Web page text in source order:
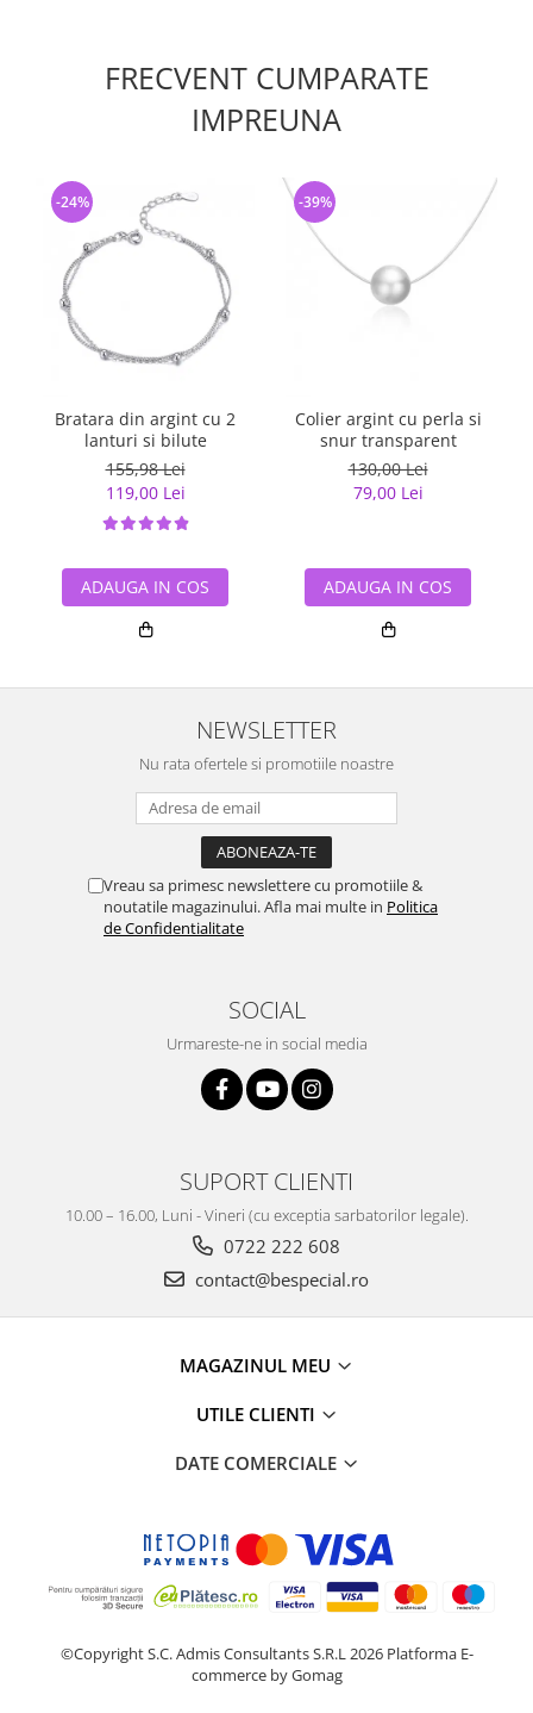
FRECVENT CUMPARATE
IMPREUNA
Bratara din argint cu 2
lanturi si bilute
155,98 Lei
119,00 Lei
-24%
ADAUGA IN COS
Colier argint cu perla si
snur transparent
130,00 Lei
79,00 Lei
-39%
ADAUGA IN COS
NEWSLETTER
Nu rata ofertele si promotiile noastre
Vreau sa primesc newslettere cu promotiile &
noutatile magazinului. Afla mai multe in Politica
de Confidentialitate
SOCIAL
Urmareste-ne in social media
SUPORT CLIENTI
10.00 – 16.00, Luni - Vineri (cu exceptia sarbatorilor legale).
0722 222 608
contact@bespecial.ro
MAGAZINUL MEU
UTILE CLIENTI
DATE COMERCIALE
©Copyright S.C. Admis Consultants S.R.L 2026 Platforma E-
commerce by Gomag